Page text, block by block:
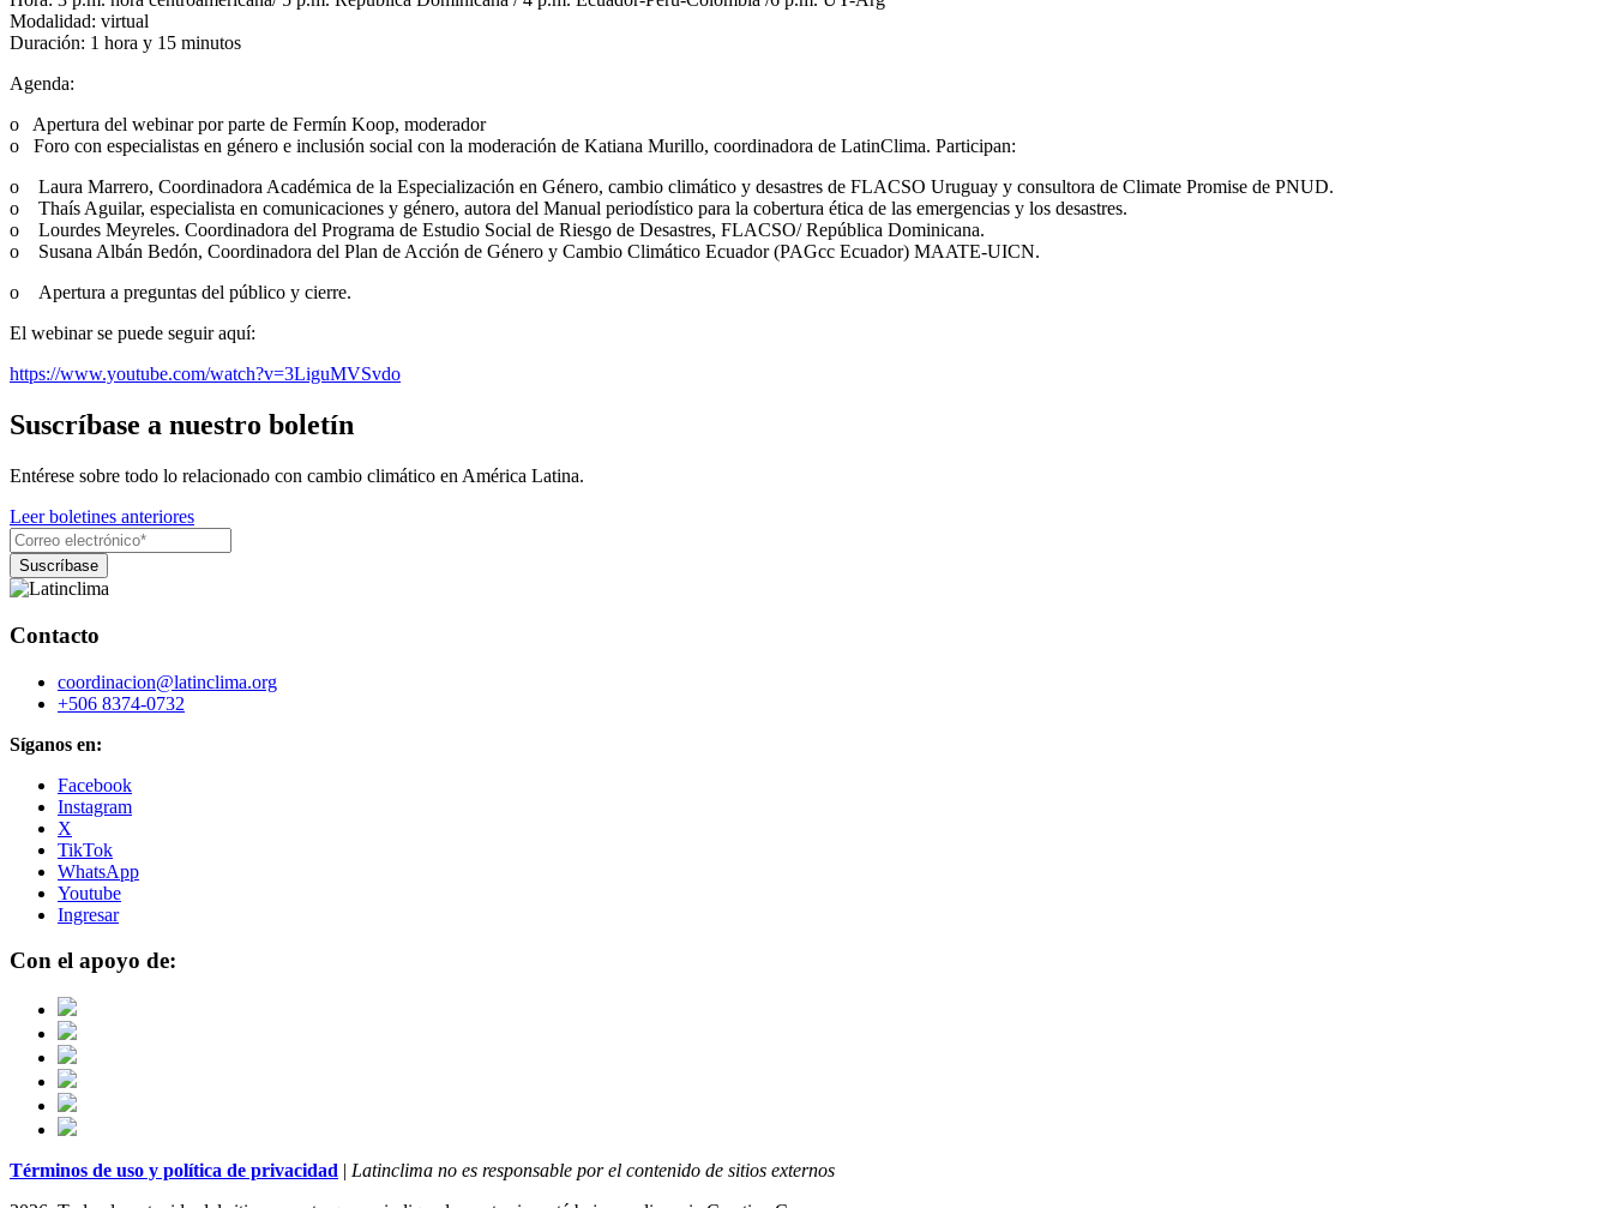
Modalidad: virtual
Duración: 1 hora y 15 minutos
Agenda:
o Apertura del webinar por parte de Fermín Koop, moderador
o Foro con especialistas en género e inclusión social con la moderación de Katiana Murillo, coordinadora de LatinClima. Participan:
o Laura Marrero, Coordinadora Académica de la Especialización en Género, cambio climático y desastres de FLACSO Uruguay y consultora de Climate Promise de PNUD.
o Thaís Aguilar, especialista en comunicaciones y género, autora del Manual periodístico para la cobertura ética de las emergencias y los desastres.
o Lourdes Meyreles. Coordinadora del Programa de Estudio Social de Riesgo de Desastres, FLACSO/ República Dominicana.
o Susana Albán Bedón, Coordinadora del Plan de Acción de Género y Cambio Climático Ecuador (PAGcc Ecuador) MAATE-UICN.
o Apertura a preguntas del público y cierre.
El webinar se puede seguir aquí:
https://www.youtube.com/watch?v=3LiguMVSvdo
Suscríbase a nuestro boletín
Entérese sobre todo lo relacionado con cambio climático en América Latina.
Leer boletines anteriores
Contacto
coordinacion@latinclima.org
+506 8374-0732
Síganos en:
Facebook
Instagram
X
TikTok
WhatsApp
Youtube
Ingresar
Con el apoyo de:
Términos de uso y política de privacidad | Latinclima no es responsable por el contenido de sitios externos